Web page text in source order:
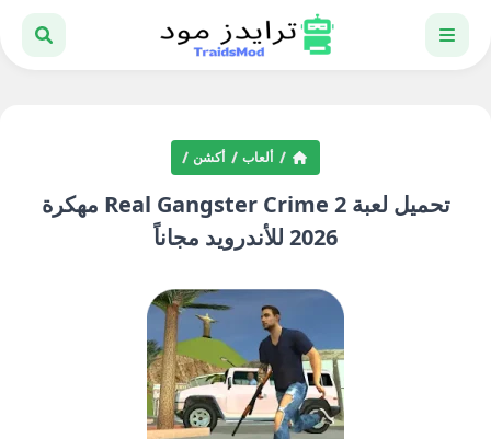
ألعاب أكشن
تحميل لعبة Real Gangster Crime 2 مهكرة
2026 للأندرويد مجاناً